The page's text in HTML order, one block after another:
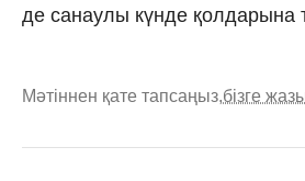
де санаулы күнде
Мәтіннен қате тапсаңыз,бізге